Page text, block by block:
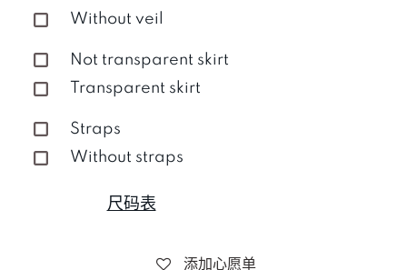
Without veil
Not transparent skirt
Transparent skirt
Straps
Without straps
尺码表
添加心愿单